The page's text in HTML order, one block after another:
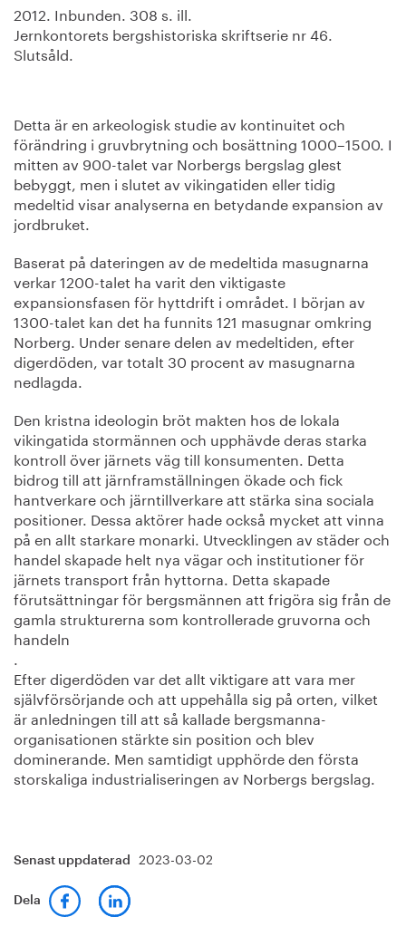
2012. Inbunden. 308 s. ill.
Jernkontorets bergshistoriska skriftserie nr 46.
Slutsåld.
Detta är en arkeologisk studie av kontinuitet och
förändring i gruvbrytning och bosättning 1000–1500. I
mitten av 900-talet var Norbergs bergslag glest
bebyggt, men i slutet av vikingatiden eller tidig
medeltid visar analyserna en betydande expansion av
jordbruket.
Baserat på dateringen av de medeltida masugnarna
verkar 1200-talet ha varit den viktigaste
expansionsfasen för hyttdrift i området. I början av
1300-talet kan det ha funnits 121 masugnar omkring
Norberg. Under senare delen av medeltiden, efter
digerdöden, var totalt 30 procent av masugnarna
nedlagda.
Den kristna ideologin bröt makten hos de lokala
vikingatida stormännen och upphävde deras starka
kontroll över järnets väg till konsumenten. Detta
bidrog till att järnframställningen ökade och fick
hantverkare och järntillverkare att stärka sina sociala
positioner. Dessa aktörer hade också mycket att vinna
på en allt starkare monarki. Utvecklingen av städer och
handel skapade helt nya vägar och institutioner för
järnets transport från hyttorna. Detta skapade
förutsättningar för bergsmännen att frigöra sig från de
gamla strukturerna som kontrollerade gruvorna och
handeln
Efter digerdöden var det allt viktigare att vara mer
självförsörjande och att uppehålla sig på orten, vilket
är anledningen till att så kallade bergsmanna-
organisationen stärkte sin position och blev
dominerande. Men samtidigt upphörde den första
storskaliga industrialiseringen av Norbergs bergslag.
Senast uppdaterad 2023-03-02
Dela